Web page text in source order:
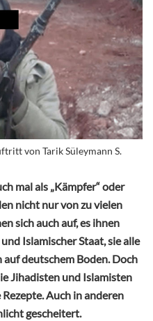
von Tarik Süleymann S.
mal als „Kämpfer“ oder
nicht nur von zu vielen
sich auch auf, es ihnen
Islamischer Staat, sie alle
deutschem Boden. Doch
Jihadisten und Islamisten
Auch in anderen
gescheitert.